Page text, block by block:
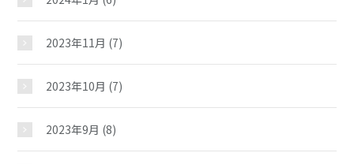
教室紹介
児童クラブ
2023年11月 (7)
2023年10月 (7)
2023年9月 (8)